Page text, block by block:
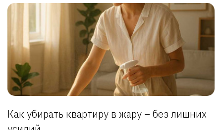
Как убирать квартиру в жару – без лишних